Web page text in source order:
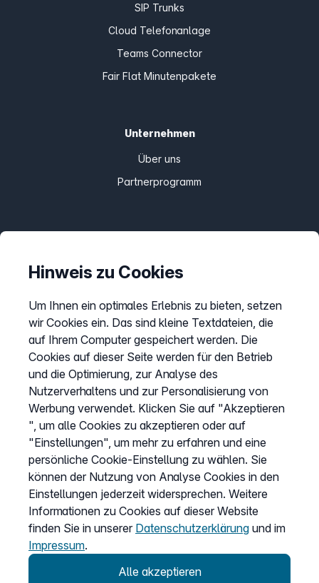
SIP Trunks
Cloud Telefonanlage
Teams Connector
Fair Flat Minutenpakete
Unternehmen
Über uns
Partnerprogramm
Preise
AGB
Datenschutz
Impressum
Cookies anpassen
Service
Hilfecenter
Wissen
Kündigung
my.easybell
Hinweis zu Cookies
Um Ihnen ein optimales Erlebnis zu bieten, setzen
wir Cookies ein. Das sind kleine Textdateien, die
auf Ihrem Computer gespeichert werden. Die
Cookies auf dieser Seite werden für den Betrieb
und die Optimierung, zur Analyse des
Nutzerverhaltens und zur Personalisierung von
Werbung verwendet. Klicken Sie auf "Akzeptieren
", um alle Cookies zu akzeptieren oder auf
"Einstellungen", um mehr zu erfahren und eine
persönliche Cookie-Einstellung zu wählen. Sie
können der Nutzung von Analyse Cookies in den
Einstellungen jederzeit widersprechen. Weitere
Informationen zu Cookies auf dieser Website
finden Sie in unserer Datenschutzerklärung und im
Impressum.
Alle akzeptieren